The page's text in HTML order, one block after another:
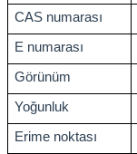
CAS numarası
E numarası
Görünüm
Yoğunluk
Erime noktası